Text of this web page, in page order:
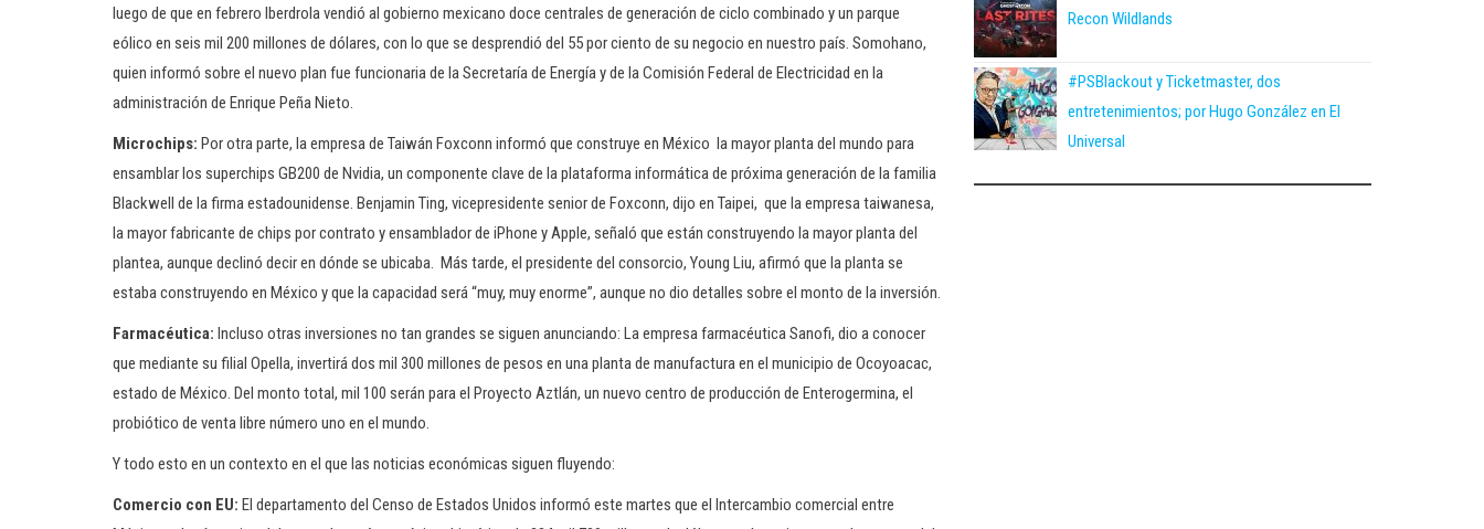
luego de que en febrero Iberdrola vendió al gobierno mexicano doce centrales de generación de ciclo combinado y un parque
eólico en seis mil 200 millones de dólares, con lo que se desprendió del 55 por ciento de su negocio en nuestro país. Somohano,
quien informó sobre el nuevo plan fue funcionaria de la Secretaría de Energía y de la Comisión Federal de Electricidad en la
administración de Enrique Peña Nieto.
Microchips: Por otra parte, la empresa de Taiwán Foxconn informó que construye en México la mayor planta del mundo para
ensamblar los superchips GB200 de Nvidia, un componente clave de la plataforma informática de próxima generación de la familia
Blackwell de la firma estadounidense. Benjamin Ting, vicepresidente senior de Foxconn, dijo en Taipei, que la empresa taiwanesa,
la mayor fabricante de chips por contrato y ensamblador de iPhone y Apple, señaló que están construyendo la mayor planta del
plantea, aunque declinó decir en dónde se ubicaba. Más tarde, el presidente del consorcio, Young Liu, afirmó que la planta se
estaba construyendo en México y que la capacidad será “muy, muy enorme”, aunque no dio detalles sobre el monto de la inversión.
Farmacéutica: Incluso otras inversiones no tan grandes se siguen anunciando: La empresa farmacéutica Sanofi, dio a conocer
que mediante su filial Opella, invertirá dos mil 300 millones de pesos en una planta de manufactura en el municipio de Ocoyoacac,
estado de México. Del monto total, mil 100 serán para el Proyecto Aztlán, un nuevo centro de producción de Enterogermina, el
probiótico de venta libre número uno en el mundo.
Y todo esto en un contexto en el que las noticias económicas siguen fluyendo:
Comercio con EU: El departamento del Censo de Estados Unidos informó este martes que el Intercambio comercial entre
Recon Wildlands
#PSBlackout y Ticketmaster, dos
entretenimientos; por Hugo González en El
Universal